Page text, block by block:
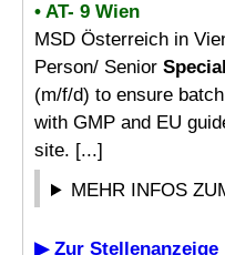
• AT- 9 Wien
MSD Österreich in
Person/ Senior
(m/f/d) to ensure
with GMP and EU
site. [...]
MEHR INFOS
▶ Zur Stellenanzeige